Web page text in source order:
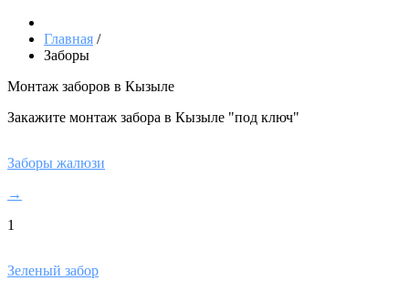
Главная /
Заборы
Монтаж заборов в Кызыле
Закажите монтаж забора в Кызыле "под ключ"
Заборы жалюзи
→
1
Зеленый забор